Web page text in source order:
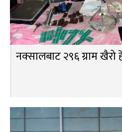
नक्सालबाट २९६ ग्राम खैरो